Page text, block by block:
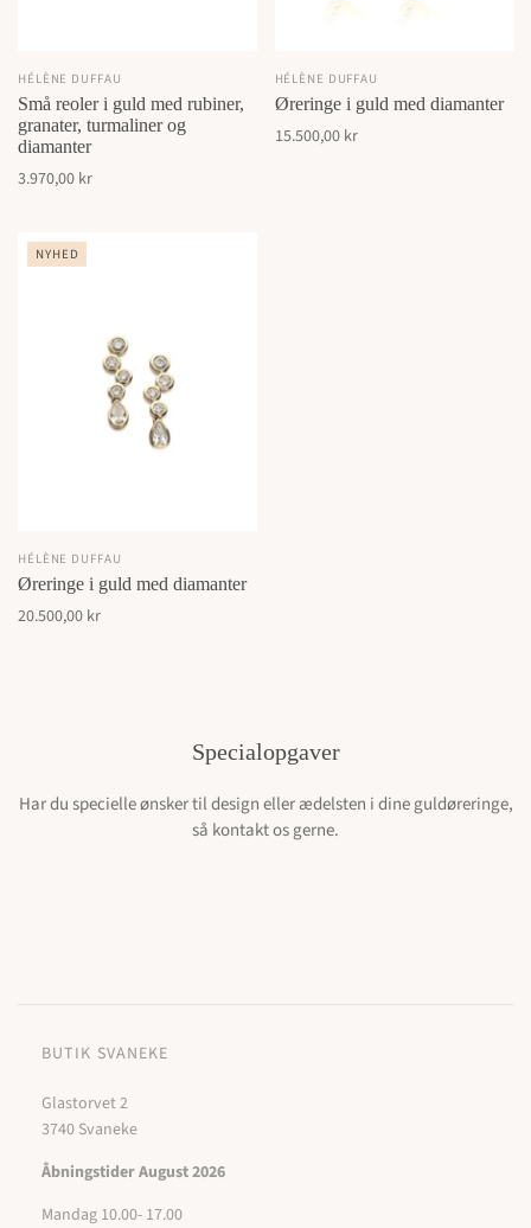
HÉLÈNE DUFFAU
Små reoler i guld med rubiner,
granater, turmaliner og
diamanter
3.970,00 kr
HÉLÈNE DUFFAU
Øreringe i guld med diamanter
15.500,00 kr
NYHED
HÉLÈNE DUFFAU
Øreringe i guld med diamanter
20.500,00 kr
Specialopgaver
Har du specielle ønsker til design eller ædelsten i dine guldøreringe,
så kontakt os gerne.
BUTIK SVANEKE
Glastorvet 2
3740 Svaneke
Åbningstider August 2026
Mandag 10.00- 17.00